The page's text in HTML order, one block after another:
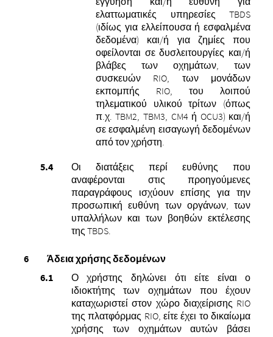
ελαττωματικές υπηρεσίες TBDS
(ιδίως για ελλείπουσα ή εσφαλμένα
δεδομένα) και/ή για ζημίες που
οφείλονται σε δυσλειτουργίες και/ή
βλάβες των οχημάτων, των
συσκευών RIO, των μονάδων
εκπομπής RIO, του λοιπού
τηλεματικού υλικού τρίτων (όπως
π.χ. TBM2, TBM3, CM4 ή OCU3) και/ή
σε εσφαλμένη εισαγωγή δεδομένων
από τον χρήστη.
Οι διατάξεις περί ευθύνης που
αναφέρονται στις προηγούμενες
παραγράφους ισχύουν επίσης για την
προσωπική ευθύνη των οργάνων, των
υπαλλήλων και των βοηθών εκτέλεσης
της TBDS.
Άδεια χρήσης δεδομένων
Ο χρήστης δηλώνει ότι είτε είναι ο
ιδιοκτήτης των οχημάτων που έχουν
καταχωριστεί στον χώρο διαχείρισης RIO
της πλατφόρμας RIO, είτε έχει το δικαίωμα
χρήσης των οχημάτων αυτών βάσει